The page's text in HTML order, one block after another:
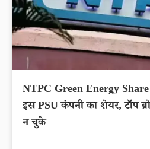
NTPC Green Energy
इस PSU कंपनी का शेयर, टॉप
न चुके